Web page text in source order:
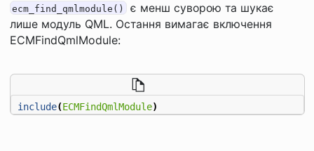
ecm_find_qmlmodule()
є менш суворою та шукає
лише модуль QML. Остання вимагає включення
ECMFindQmlModule:
include(ECMFindQmlModule)